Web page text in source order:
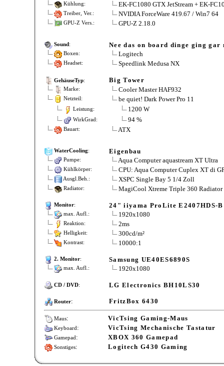
Kühlung: EK-FC1080 GTX JetStream + EK-
Treiber, Ver.: NVIDIA ForceWare 419.67 / Win7 64
GPU-Z Vers.: GPU-Z 2.18.0
Sound: Nee das on board dinge ging
Boxen: Logitech
Headset: Speedlink Medusa NX
GehäuseTyp: Big Tower
Marke: Cooler Master HAF932
Netzteil: be quiet! Dark Power Pro 11
Leistung: 1200 W
WirkGrad: 94 %
Bauart: ATX
WaterCooling: Eigenbau
Pumpe: Aqua Computer aquastream XT Ultra
Kühlkörper: CPU: Aqua Computer Cuplex XT di
Ausgl.Beh.: XSPC Single Bay 5 1/4 Zoll
Radiator: MagiCool Xtreme Triple 360 Radiator
Monitor: 24" iiyama ProLite E2407HDS-
max. Aufl.: 1920x1080
Reaktion: 2ms
Helligkeit: 300cd/m²
Kontrast: 10000:1
2. Monitor: Samsung UE40ES6890S
max. Aufl.: 1920x1080
CD / DVD: LG Electronics BH10LS30
Router: FritzBox 6430
Maus: VicTsing Gaming-Maus
Keyboard: VicTsing Mechanische Tastatur
Gamepad: XBOX 360 Gamepad
Sonstiges: Logitech G430 Gaming